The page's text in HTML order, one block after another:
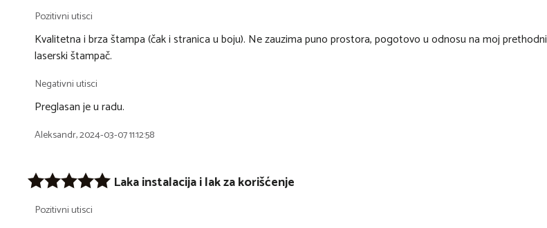
Pozitivni utisci
Kvalitetna i brza štampa (čak i stranica u boju). Ne zauzima puno prostora, pogotovo u odnosu na moj prethodni
laserski štampač.
Negativni utisci
Preglasan je u radu.
Aleksandr, 2024-03-07 11:12:58
Laka instalacija i lak za korišćenje
Pozitivni utisci